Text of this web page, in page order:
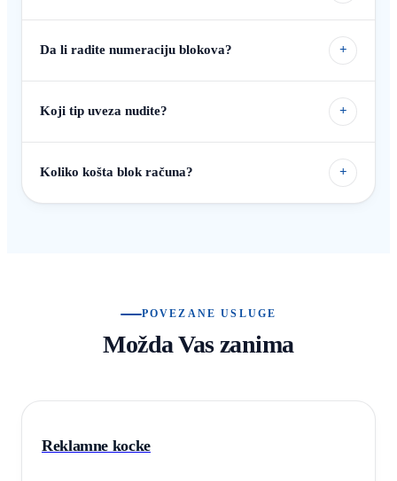
Da li radite numeraciju blokova? +
Koji tip uveza nudite? +
Koliko košta blok računa? +
POVEZANE USLUGE
Možda Vas zanima
Reklamne kocke